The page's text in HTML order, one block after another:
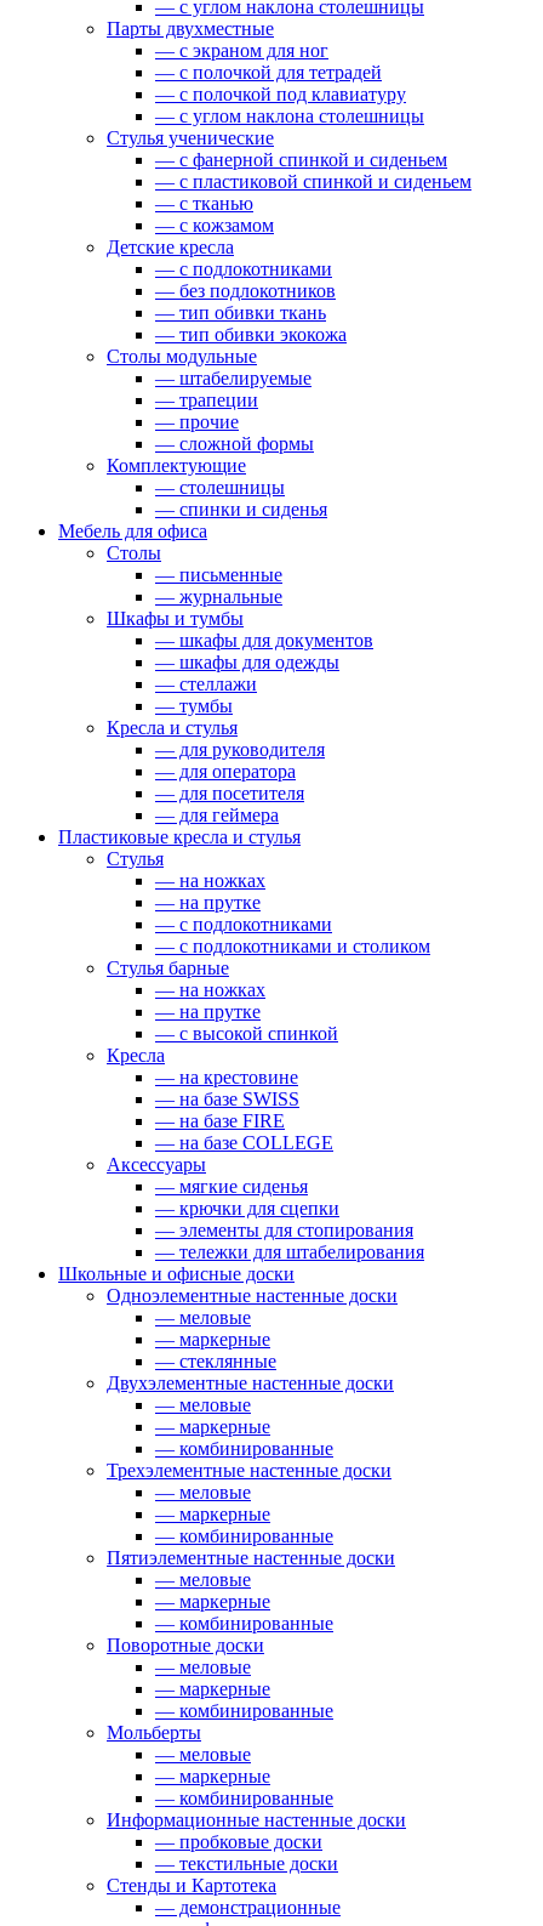
— c углом наклона столешницы
Парты двухместные
— c экраном для ног
— c полочкой для тетрадей
— c полочкой под клавиатуру
— c углом наклона столешницы
Стулья ученические
— c фанерной спинкой и сиденьем
— c пластиковой спинкой и сиденьем
— c тканью
— c кожзамом
Детские кресла
— с подлокотниками
— без подлокотников
— тип обивки ткань
— тип обивки экокожа
Столы модульные
— штабелируемые
— трапеции
— прочие
— сложной формы
Комплектующие
— столешницы
— спинки и сиденья
Мебель для офиса
Столы
— письменные
— журнальные
Шкафы и тумбы
— шкафы для документов
— шкафы для одежды
— стеллажи
— тумбы
Кресла и стулья
— для руководителя
— для оператора
— для посетителя
— для геймера
Пластиковые кресла и стулья
Стулья
— на ножках
— на прутке
— с подлокотниками
— с подлокотниками и столиком
Стулья барные
— на ножках
— на прутке
— с высокой спинкой
Кресла
— на крестовине
— на базе SWISS
— на базе FIRE
— на базе COLLEGE
Аксессуары
— мягкие сиденья
— крючки для сцепки
— элементы для стопирования
— тележки для штабелирования
Школьные и офисные доски
Одноэлементные настенные доски
— меловые
— маркерные
— стеклянные
Двухэлементные настенные доски
— меловые
— маркерные
— комбинированные
Трехэлементные настенные доски
— меловые
— маркерные
— комбинированные
Пятиэлементные настенные доски
— меловые
— маркерные
— комбинированные
Поворотные доски
— меловые
— маркерные
— комбинированные
Мольберты
— меловые
— маркерные
— комбинированные
Информационные настенные доски
— пробковые доски
— текстильные доски
Стенды и Картотека
— демонстрационные